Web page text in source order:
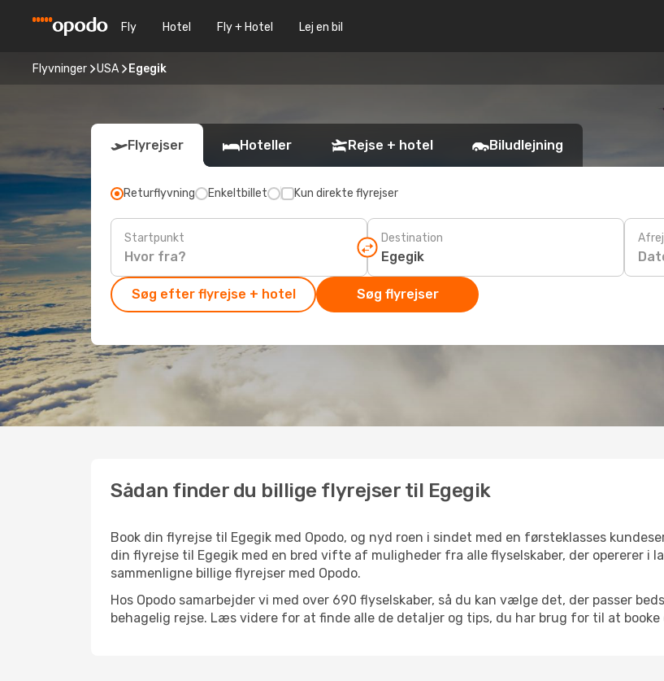
Fly Hotel Fly + Hotel Lej en bil
Flyvninger USA Egegik
Flyrejser Hoteller Rejse + hotel Biludlejning
Returflyvning Enkeltbillet Kun direkte flyrejser
Startpunkt Destination
Søg efter flyrejse + hotel Søg flyrejser
Sådan finder du billige flyrejser til Egegik
Book din flyrejse til Egegik med Opodo, og nyd roen i sindet med en førsteklasses
din flyrejse til Egegik med en bred vifte af muligheder fra alle flyselskaber, der opererer i
sammenligne billige flyrejser med Opodo.
Hos Opodo samarbejder vi med over 690 flyselskaber, så du kan vælge det, der passer
behagelig rejse. Læs videre for at finde alle de detaljer og tips, du har brug for til at